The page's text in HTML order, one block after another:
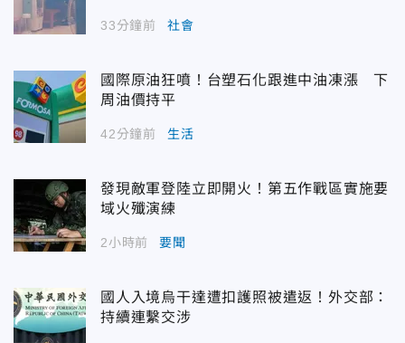
33分鐘前 社會
國際原油狂噴！台塑石化跟進中油凍漲 下
周油價持平
42分鐘前 生活
發現敵軍登陸立即開火！第五作戰區實施要
域火殲演練
2小時前 要聞
國人入境烏干達遭扣護照被遣返！外交部：
持續連繫交涉